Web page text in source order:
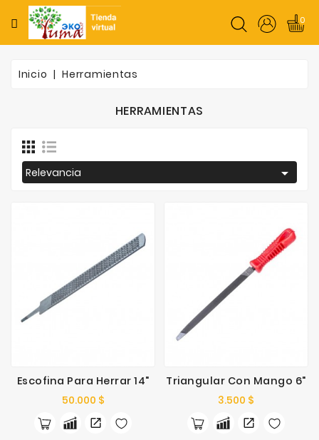
CATEGORÍA
Herramientas
0
Inicio Herramientas
HERRAMIENTAS
Relevancia 
Escofina Para Herrar 14"
50.000 $Precio
Triangular Con Mango 6"
3.500 $